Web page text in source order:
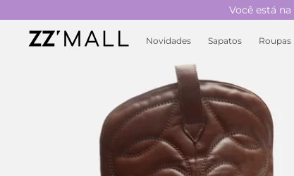
Você está na
Novidades
Sapatos Roupas